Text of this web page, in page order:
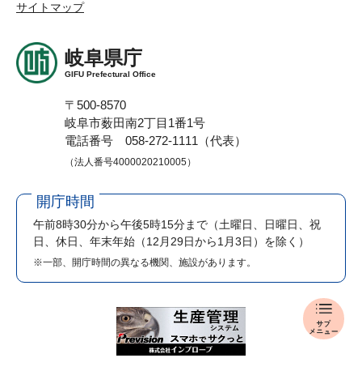
入
札
サイトマップ
岐阜県庁
GIFU Prefectural Office
〒500-8570
岐阜市薮田南2丁目1番1号
電話番号 058-272-1111（代表）
（法人番号4000020210005）
開庁時間
午前8時30分から午後5時15分まで （土曜日、日曜日、祝
日、休日、年末年始（12月29日から1月3日）を除く）
※一部、開庁時間の異なる機関、施設があります。